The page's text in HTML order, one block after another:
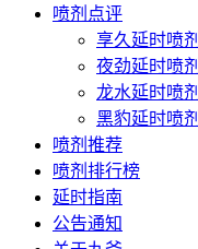
喷剂点评
享久延时喷剂
夜劲延时喷剂
龙水延时喷剂
黑豹延时喷剂
喷剂推荐
喷剂排行榜
延时指南
公告通知